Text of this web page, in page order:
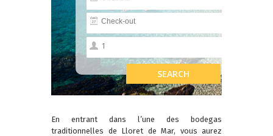
En entrant dans l’une des bodegas
traditionnelles de Lloret de Mar, vous aurez